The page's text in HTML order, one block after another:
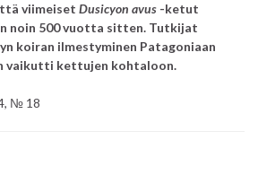
viimeiset Dusicyon avus -ketut
noin 500 vuotta sitten. Tutkijat
koiran ilmestyminen Patagoniaan
vaikutti kettujen kohtaloon.
№ 18